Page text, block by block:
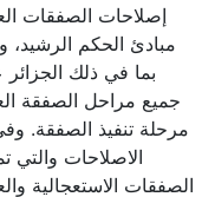
إصلاحات الصفقات
مبادئ الحكم الرشيد،
بما في ذلك
جميع مراحل الصفقة
مرحلة تنفيذ الصفقة.
الاصلاحات والتي
الصفقات الاستعجالية